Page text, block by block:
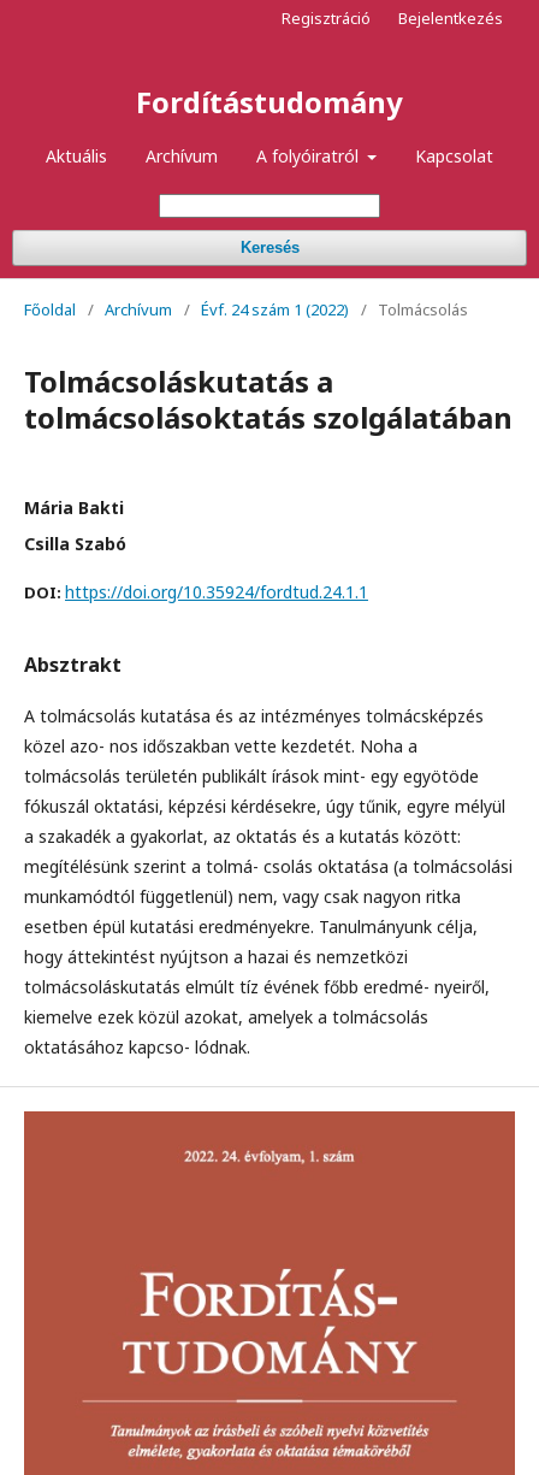
Fordítástudomány
Aktuális Archívum A folyóiratról Kapcsolat
Keresés
Regisztráció Bejelentkezés
Főoldal / Archívum / Évf. 24 szám 1 (2022) / Tolmácsolás
Tolmácsoláskutatás a
tolmácsolásoktatás szolgálatában
Mária Bakti
Csilla Szabó
DOI: https://doi.org/10.35924/fordtud.24.1.1
Absztrakt
A tolmácsolás kutatása és az intézményes tolmácsképzés
közel azo- nos időszakban vette kezdetét. Noha a
tolmácsolás területén publikált írások mint- egy egyötöde
fókuszál oktatási, képzési kérdésekre, úgy tűnik, egyre mélyül
a szakadék a gyakorlat, az oktatás és a kutatás között:
megítélésünk szerint a tolmá- csolás oktatása (a tolmácsolási
munkamódtól függetlenül) nem, vagy csak nagyon ritka
esetben épül kutatási eredményekre. Tanulmányunk célja,
hogy áttekintést nyújtson a hazai és nemzetközi
tolmácsoláskutatás elmúlt tíz évének főbb eredmé- nyeiről,
kiemelve ezek közül azokat, amelyek a tolmácsolás
oktatásához kapcso- lódnak.